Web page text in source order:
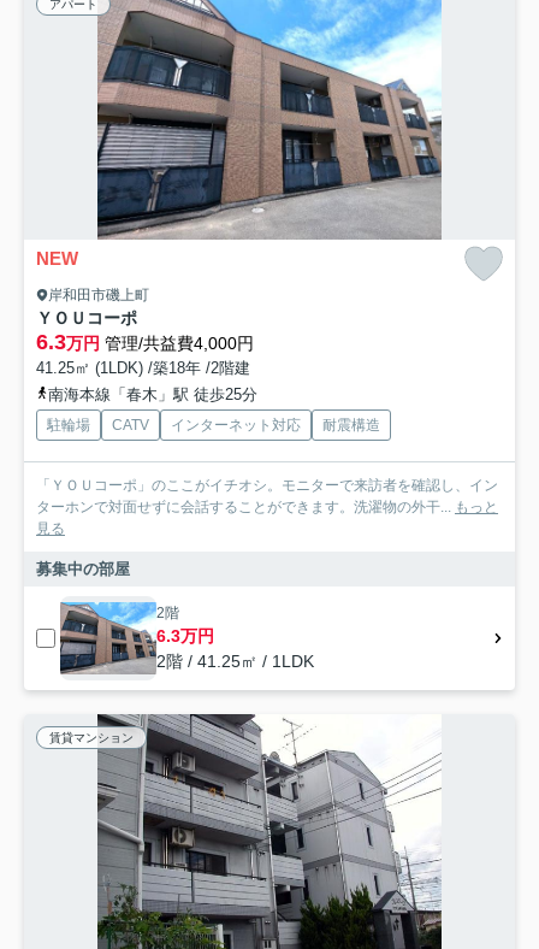
アパート
NEW
岸和田市磯上町
ＹＯＵコーポ
6.3万円 管理/共益費4,000円
41.25㎡ (1LDK) /築18年 /2階建
南海本線「春木」駅 徒歩25分
駐輪場 CATV インターネット対応 耐震構造
「ＹＯＵコーポ」のここがイチオシ。モニターで来訪者を確認し、イン
ターホンで対面せずに会話することができます。洗濯物の外干... もっと
見る
募集中の部屋
2階
6.3万円
2階 / 41.25㎡ / 1LDK
賃貸マンション